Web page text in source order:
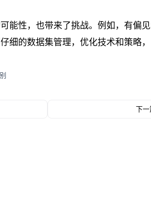
能性，也带来了挑战。例如，有偏
细的数据集管理，优化技术和策略，
下一